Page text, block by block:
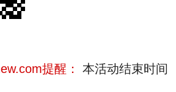
提醒：
本活动结束时间